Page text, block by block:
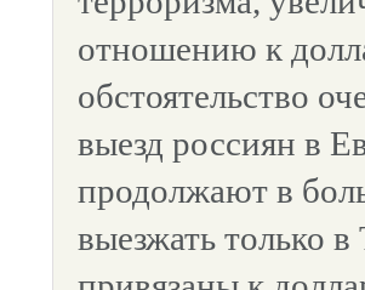
отношению к
обстоятельство
выезд россиян в
продолжают в
выезжать только